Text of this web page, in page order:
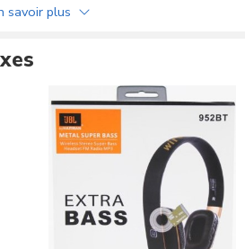
génération)”
savoir plus